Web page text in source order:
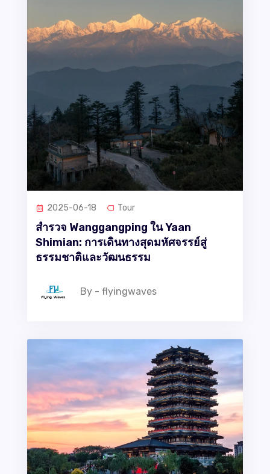
2025-06-18 Tour
สำรวจ Wanggangping ใน Yaan
Shimian: การเดินทางสุดมหัศจรรย์สู่
ธรรมชาติและวัฒนธรรม
By - flyingwaves